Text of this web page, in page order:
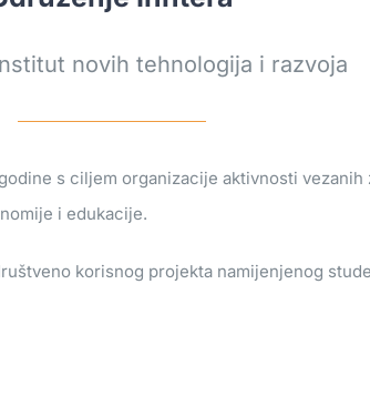
novih tehnologija i razvoja
s ciljem organizacije aktivnosti
i edukacije.
korisnog projekta namijenjenog